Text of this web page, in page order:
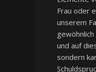
Frau oder
unserem
und auf
sondern